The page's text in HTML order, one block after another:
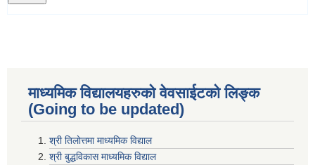
माध्यमिक विद्यालयहरुकाे वेवसाईटको लिङ्क
(Going to be updated)
श्री तिलाेत्तमा माध्यमिक विद्याल
श्री बुद्धविकास माध्यमिक विद्याल